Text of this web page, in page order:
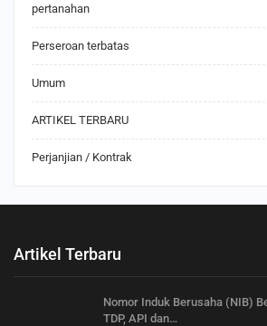
pertanahan
Perseroan terbatas
Umum
ARTIKEL TERBARU
Perjanjian / Kontrak
Artikel Terbaru
Nomor Induk Berusaha (NIB)
TDP, API dan…